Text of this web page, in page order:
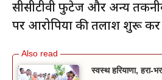
सीसीटीवी फुटेज और अन्य
पर आरोपियों की तलाश शुरू कर
स्वस्थ हरियाणा, हरा-